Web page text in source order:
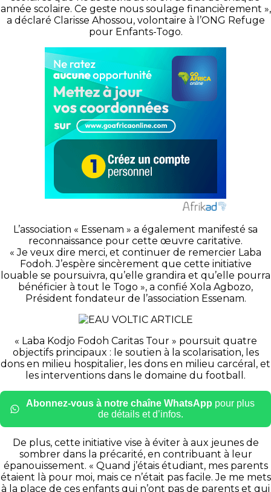
année scolaire. Ce geste nous soulage financièrement »,
a déclaré Clarisse Ahossou, volontaire à l’ONG Refuge
pour Enfants-Togo.
L’association « Essenam » a également manifesté sa
reconnaissance pour cette œuvre caritative.
« Je veux dire merci, et continuer de remercier Laba
Fodoh. J’espère sincèrement que cette initiative
louable se poursuivra, qu’elle grandira et qu’elle pourra
bénéficier à tout le Togo », a confié Xola Agbozo,
Président fondateur de l’association Essenam.
« Laba Kodjo Fodoh Caritas Tour » poursuit quatre
objectifs principaux : le soutien à la scolarisation, les
dons en milieu hospitalier, les dons en milieu carcéral, et
les interventions dans le domaine du football.
Abonnez-vous à notre chaîne WhatsApp pour plus
de détails et d’infos.
De plus, cette initiative vise à éviter à aux jeunes de
sombrer dans la précarité, en contribuant à leur
épanouissement. « Quand j’étais étudiant, mes parents
étaient là pour moi, mais ce n’était pas facile. Je me mets
à la place de ces enfants qui n’ont pas de parents et qui